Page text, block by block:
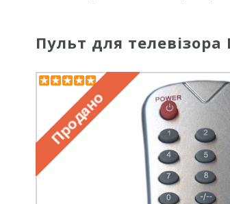
Пульт для телевізора